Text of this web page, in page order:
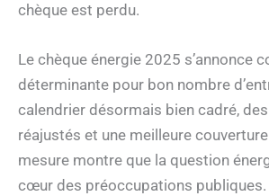
chèque est perdu.
Le chèque énergie 2025 s’annonce
déterminante pour bon nombre
calendrier désormais bien cadré,
réajustés et une meilleure
mesure montre que la question
cœur des préoccupations publiques.